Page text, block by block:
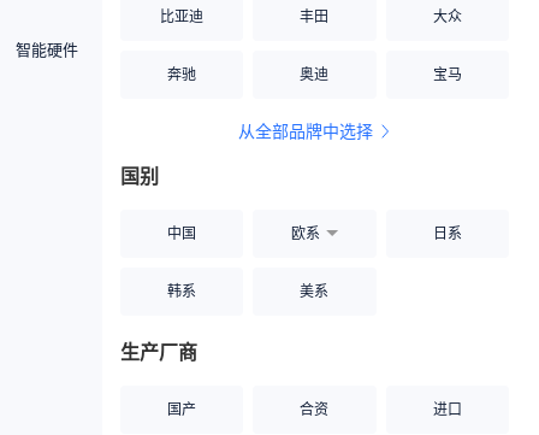
智能硬件
比亚迪 丰田 大众
奔驰 奥迪 宝马
从全部品牌中选择
国别
中国 欧系 日系
韩系 美系
生产厂商
国产 合资 进口